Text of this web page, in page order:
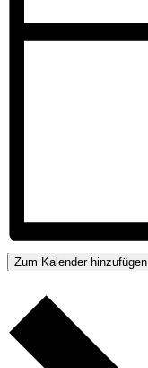
Zum Kalender hinzufügen